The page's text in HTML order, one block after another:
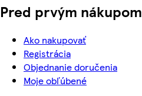
Pred prvým nákupom
Ako nakupovať
Registrácia
Objednanie doručenia
Moje obľúbené